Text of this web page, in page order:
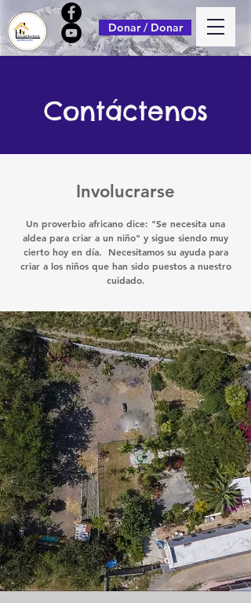
Donar / Donar
Contáctenos
Involucrarse
Un proverbio africano dice: "Se necesita una
aldea para criar a un niño" y sigue siendo muy
cierto hoy en día. Necesitamos su ayuda para
criar a los niños que han sido puestos a nuestro
cuidado.